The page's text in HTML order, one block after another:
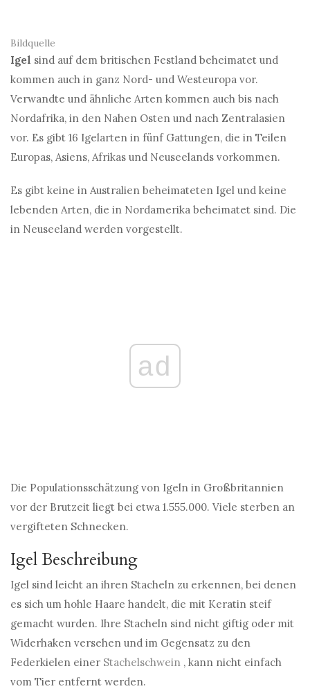
Bildquelle
Igel sind auf dem britischen Festland beheimatet und
kommen auch in ganz Nord- und Westeuropa vor.
Verwandte und ähnliche Arten kommen auch bis nach
Nordafrika, in den Nahen Osten und nach Zentralasien
vor. Es gibt 16 Igelarten in fünf Gattungen, die in Teilen
Europas, Asiens, Afrikas und Neuseelands vorkommen.
Es gibt keine in Australien beheimateten Igel und keine
lebenden Arten, die in Nordamerika beheimatet sind. Die
in Neuseeland werden vorgestellt.
ad
Die Populationsschätzung von Igeln in Großbritannien
vor der Brutzeit liegt bei etwa 1.555.000. Viele sterben an
vergifteten Schnecken.
Igel Beschreibung
Igel sind leicht an ihren Stacheln zu erkennen, bei denen
es sich um hohle Haare handelt, die mit Keratin steif
gemacht wurden. Ihre Stacheln sind nicht giftig oder mit
Widerhaken versehen und im Gegensatz zu den
Federkielen einer Stachelschwein , kann nicht einfach
vom Tier entfernt werden.